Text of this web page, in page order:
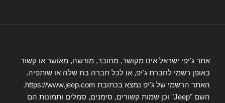
אתר ג'יפי ישראל אינו מקושר, מחובר, מורשה, מאושר או קשור
באופן רשמי לחברת ג'יפ, או לכל חברה בת שלה או שותפיה.
האתר הרשמי של ג'יפ נמצא בכתובת https://www.jeep.com.
השם "Jeep" וכן שמות קשורים, סימנים, סמלים ותמונות הם